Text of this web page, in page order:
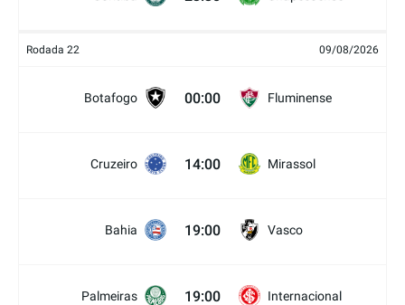
Rodada 22 09/08/2026
Botafogo 00:00 Fluminense
Cruzeiro 14:00 Mirassol
Bahia 19:00 Vasco
Palmeiras 19:00 Internacional